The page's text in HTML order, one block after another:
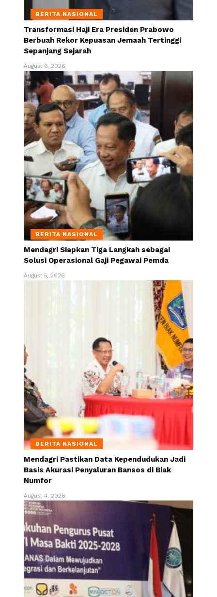
BERITA NASIONAL
Transformasi Haji Era Presiden Prabowo
Berbuah Rekor Kepuasan Jemaah Tertinggi
Sepanjang Sejarah
August 6, 2026
BERITA NASIONAL
Mendagri Siapkan Tiga Langkah sebagai
Solusi Operasional Gaji Pegawai Pemda
August 5, 2026
BERITA NASIONAL
Mendagri Pastikan Data Kependudukan Jadi
Basis Akurasi Penyaluran Bansos di Biak
Numfor
August 4, 2026